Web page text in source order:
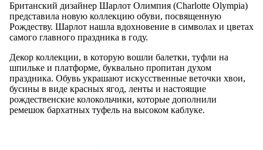
Британский дизайнер Шарлот Олимпия (Charlotte Olympia)
представила новую коллекцию обуви, посвященную
Рождеству. Шарлот нашла вдохновение в символах и цветах
самого главного праздника в году.
Декор коллекции, в которую вошли балетки, туфли на
шпильке и платформе, буквально пропитан духом
праздника. Обувь украшают искусственные веточки хвои,
бусины в виде красных ягод, ленты и настоящие
рождественские колокольчики, которые дополнили
ремешок бархатных туфель на высоком каблуке.